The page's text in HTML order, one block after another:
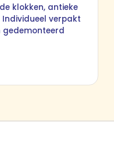
klokken, antieke
verpakt
gedemonteerd